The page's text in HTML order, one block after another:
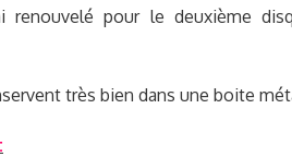
renouvelé pour le deuxième
très bien dans une boite